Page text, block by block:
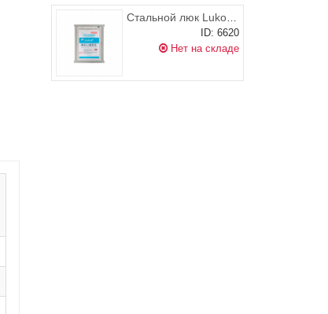
Стальной люк Lukoff ST 25х50 (распашной)
ID: 6620
Нет на складе